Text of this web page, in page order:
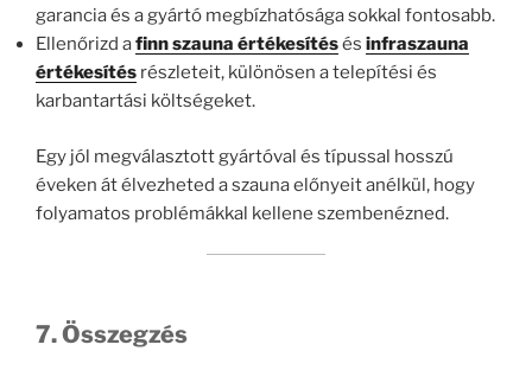
garancia és a gyártó megbízhatósága sokkal fontosabb.
Ellenőrizd afinn szauna értékesítésés infraszauna
értékesítés részleteit, különösen a telepítési és
karbantartási költségeket.
Egy jól megválasztott gyártóval és típussal hosszú
éveken át élvezheted a szauna előnyeit anélkül, hogy
folyamatos problémákkal kellene szembenézned.
7. Összegzés